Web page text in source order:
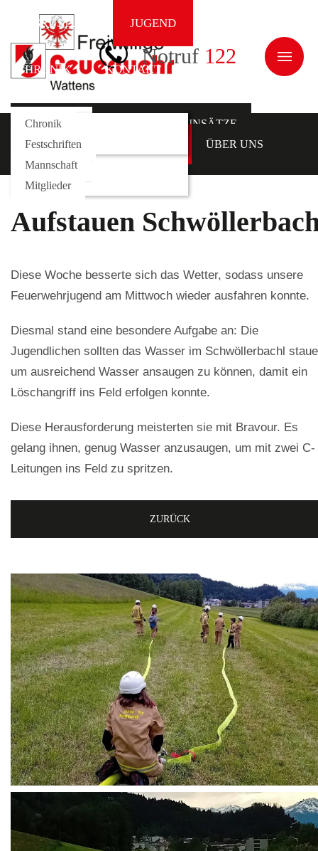
AUSRÜSTUNG JUGEND
CHRONIK KONTAKT
Notruf 122
NEWS
Galerie
EINSÄTZE
AUSRÜSTUNG
Fahrzeuge
Rollcontainer
ÜBER UNS
Kommando
Funktionäre
Mannschaft
Mitglieder
CHRONIK
Chronik
Festschriften
Aufstauen
Diese Woche besserte sich das Wetter, sodass unsere
Feuerwehrjugend am Mittwoch wieder ausfahren konnte.
Diesmal stand eine besondere Aufgabe an: Die
Jugendlichen sollten das Wasser im Schwöllerbachl
um ausreichend Wasser ansaugen zu können, damit ein
Löschangriff ins Feld erfolgen konnte.
Diese Herausforderung meisterten sie mit Bravour. Es
gelang ihnen, genug Wasser anzusaugen, um mit zwei C-
Leitungen ins Feld zu spritzen.
ZURÜCK